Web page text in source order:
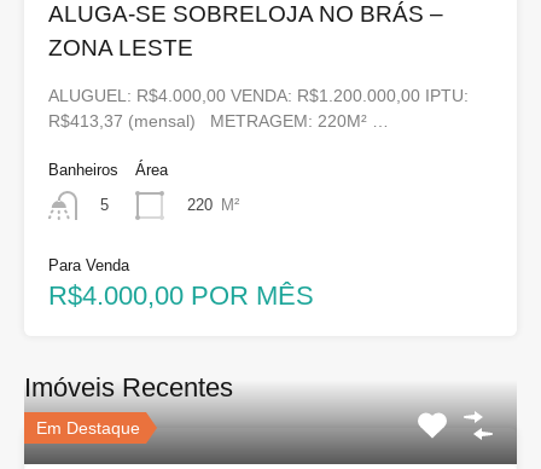
ALUGA-SE SOBRELOJA NO BRÁS –
ZONA LESTE
ALUGUEL: R$4.000,00 VENDA: R$1.200.000,00 IPTU:
R$413,37 (mensal) METRAGEM: 220M² …
Banheiros
5
Área
220 M²
Para Venda
R$4.000,00 POR MÊS
Imóveis Recentes
Em Destaque